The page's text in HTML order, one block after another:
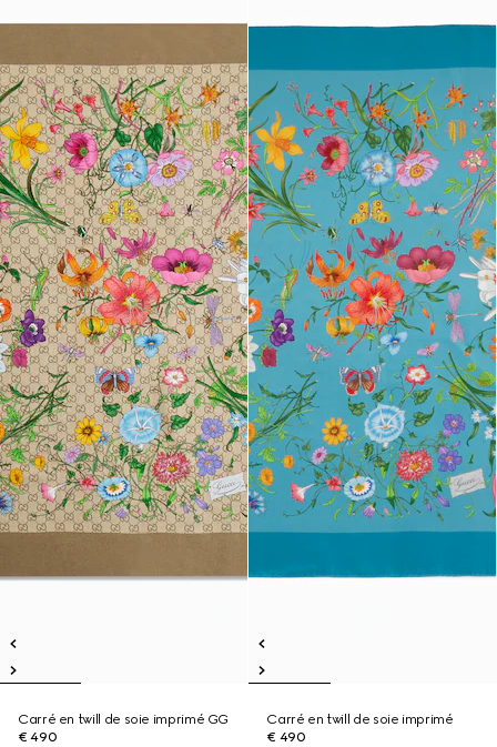
Carré en twill de soie imprimé GG
€ 490
Carré en twill de soie imprimé
€ 490